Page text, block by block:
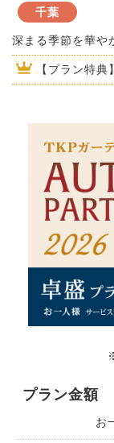
千葉
深まる季節を華や
【プラン特
プラン金額
お